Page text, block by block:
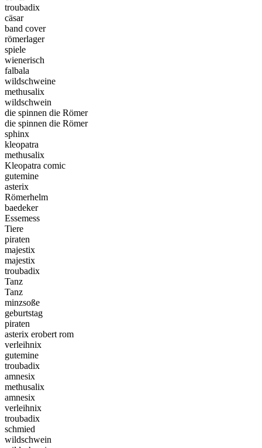
troubadix
cäsar
band cover
römerlager
spiele
wienerisch
falbala
wildschweine
methusalix
wildschwein
die spinnen die Römer
die spinnen die Römer
sphinx
kleopatra
methusalix
Kleopatra comic
gutemine
asterix
Römerhelm
baedeker
Essemess
Tiere
piraten
majestix
majestix
troubadix
Tanz
Tanz
minzsoße
geburtstag
piraten
asterix erobert rom
verleihnix
gutemine
troubadix
amnesix
methusalix
amnesix
verleihnix
troubadix
schmied
wildschwein